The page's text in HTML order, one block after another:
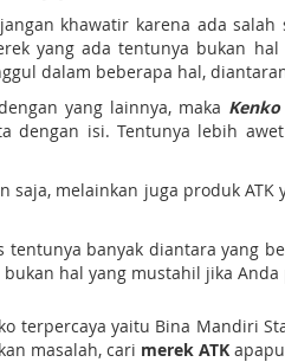
khawatir karena ada
yang ada tentunya bukan
dalam beberapa hal,
yang lainnya, maka Kenko
isi. Tentunya lebih
melainkan juga produk
banyak diantara yang
hal yang mustahil jika
yaitu Bina Mandiri
masalah, cari merek ATK